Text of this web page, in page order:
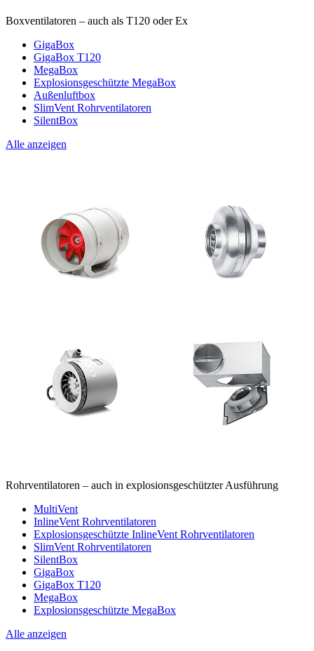
Boxventilatoren – auch als T120 oder Ex
GigaBox
GigaBox T120
MegaBox
Explosionsgeschützte MegaBox
Außenluftbox
SlimVent Rohrventilatoren
SilentBox
Alle anzeigen
Rohrventilatoren – auch in explosionsgeschützter Ausführung
MultiVent
InlineVent Rohrventilatoren
Explosionsgeschützte InlineVent Rohrventilatoren
SlimVent Rohrventilatoren
SilentBox
GigaBox
GigaBox T120
MegaBox
Explosionsgeschützte MegaBox
Alle anzeigen